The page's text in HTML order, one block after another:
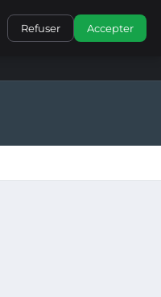
CONTACT
Refuser Accepter